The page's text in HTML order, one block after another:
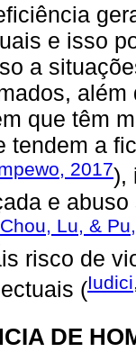
e isso
a
que têm
tendem a
2017),
e
Chou, Lu, &
risco de
(
DE